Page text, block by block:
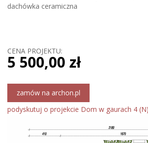
dachówka ceramiczna
CENA PROJEKTU:
5 500,00 zł
zamów na archon.pl
podyskutuj o projekcie Dom w gaurach 4 (N)